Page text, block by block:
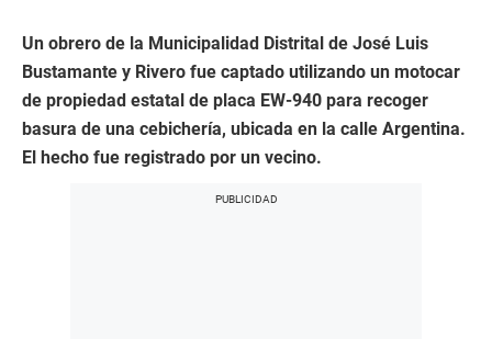
Un obrero de la Municipalidad Distrital de José Luis
Bustamante y Rivero fue captado utilizando un motocar
de propiedad estatal de placa EW-940 para recoger
basura de una cebichería, ubicada en la calle Argentina.
El hecho fue registrado por un vecino.